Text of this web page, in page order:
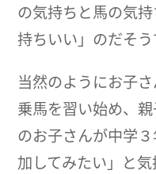
の気持ちと馬の気
持ちいい」のだそう
当然のようにお子
乗馬を習い始め、
のお子さんが中学
加してみたい」と気